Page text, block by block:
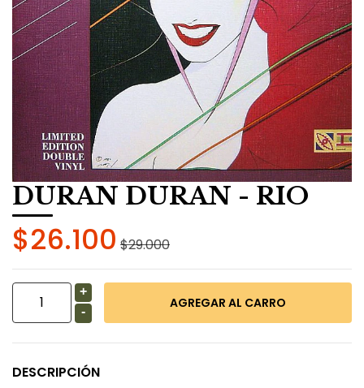
DURAN DURAN - RIO
$26.100 $29.000
+
-
DESCRIPCIÓN